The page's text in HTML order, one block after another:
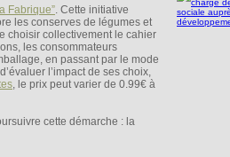
Fabrique”. Cette initiative
les conserves de légumes et
choisir collectivement le cahier
les consommateurs
en passant par le mode
l’impact de ses choix,
, le prix peut varier de 0.99€ à
cette démarche : la